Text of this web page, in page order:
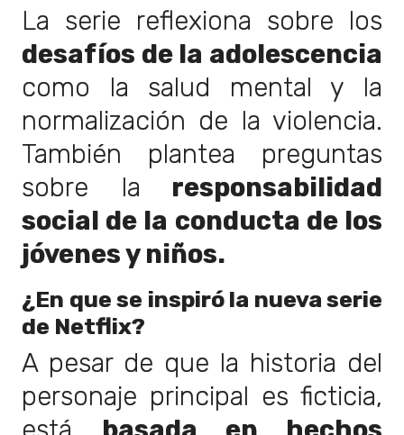
La serie reflexiona sobre los
desafíos de la adolescencia
como la salud mental y la
normalización de la violencia.
También plantea preguntas
sobre la responsabilidad
social de la conducta de los
jóvenes y niños.
¿En que se inspiró la nueva serie
de Netflix?
A pesar de que la historia del
personaje principal es ficticia,